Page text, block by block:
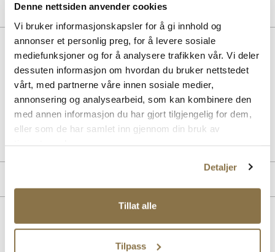
Denne nettsiden anvender cookies
Vi bruker informasjonskapsler for å gi innhold og
annonser et personlig preg, for å levere sosiale
mediefunksjoner og for å analysere trafikken vår. Vi deler
dessuten informasjon om hvordan du bruker nettstedet
vårt, med partnerne våre innen sosiale medier,
annonsering og analysearbeid, som kan kombinere den
med annen informasjon du har gjort tilgjengelig for dem,
eller som de har samlet inn gjennom din bruk av
Detaljer
Tillat alle
Tilpass
Beskrivelse
SKECHERS Max Cushion Elite 2.0 Sandal har støtdempende såle og
justerbare borrelåser for god passform. Lett og pustende design gir
komfort og støtte hele dagen.
Art. nr 41763409
Lignende produkter